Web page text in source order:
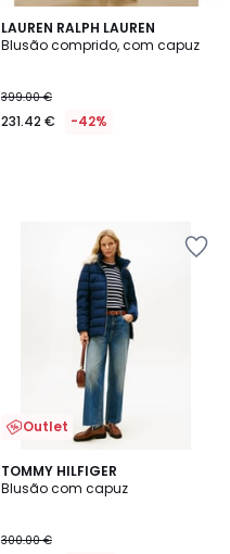
LAUREN RALPH LAUREN
Blusão comprido, com capuz
399.00 €
231.42 € -42%
Outlet
TOMMY HILFIGER
Blusão com capuz
300.00 €
5
/
2
Cores